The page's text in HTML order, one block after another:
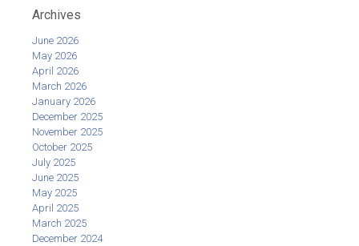
Archives
June 2026
May 2026
April 2026
March 2026
January 2026
December 2025
November 2025
October 2025
July 2025
June 2025
May 2025
April 2025
March 2025
December 2024